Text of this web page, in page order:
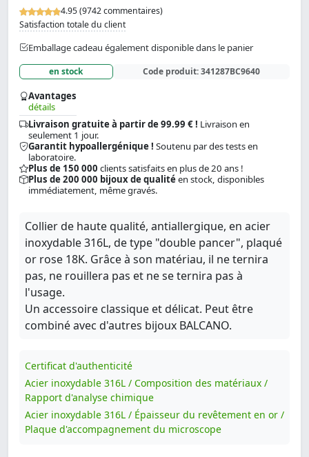
4.95 (9742 commentaires)
Satisfaction totale du client
Emballage cadeau également disponible dans le panier
en stock Code produit:341287BC9640
Avantages
détails
Livraison gratuite à partir de 99.99 € ! Livraison en
seulement 1 jour.
Garantit hypoallergénique ! Soutenu par des tests en
laboratoire.
Plus de 150 000 clients satisfaits en plus de 20 ans !
Plus de 200 000 bijoux de qualitéen stock, disponibles
immédiatement, même gravés.
Collier de haute qualité, antiallergique, en acier
inoxydable 316L, de type "double pancer", plaqué
or rose 18K. Grâce à son matériau, il ne ternira
pas, ne rouillera pas et ne se ternira pas à
l'usage.
Un accessoire classique et délicat. Peut être
combiné avec d'autres bijoux BALCANO.
Certificat d'authenticité
Acier inoxydable 316L / Composition des matériaux /
Rapport d'analyse chimique
Acier inoxydable 316L / Épaisseur du revêtement en or /
Plaque d'accompagnement du microscope